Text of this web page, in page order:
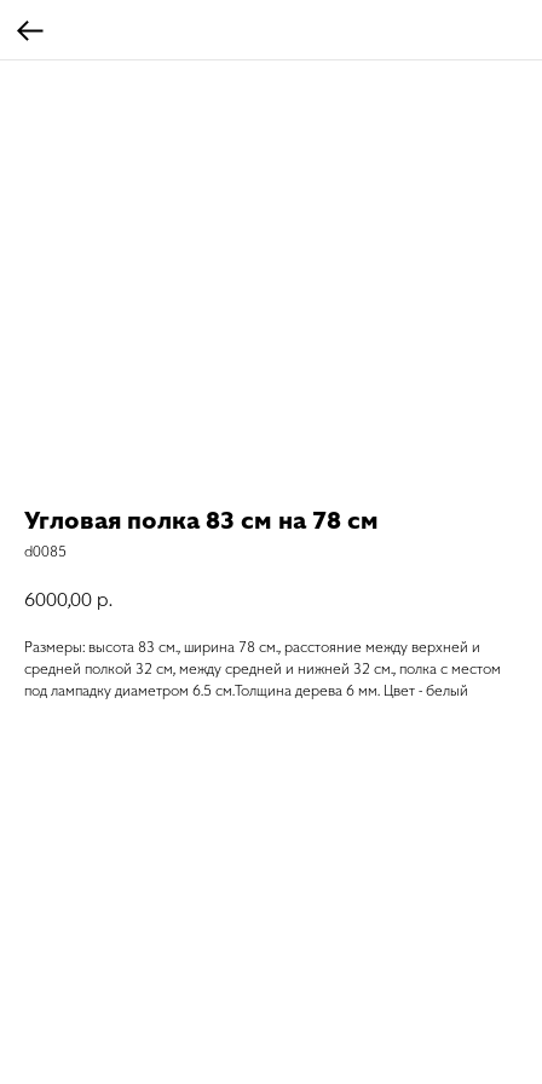
Угловая полка 83 см на 78 см
d0085
6000,00 р.
Размеры: высота 83 см., ширина 78 см., расстояние между верхней и
средней полкой 32 см, между средней и нижней 32 см., полка с местом
под лампадку диаметром 6.5 см.Толщина дерева 6 мм. Цвет - белый